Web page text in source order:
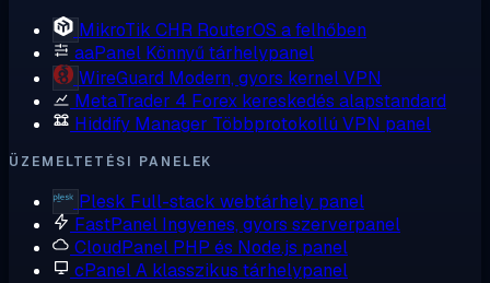
MikroTik CHR RouterOS a felhőben
aaPanel Könnyű tárhelypanel
WireGuard Modern, gyors kernel VPN
MetaTrader 4 Forex kereskedés alapstandard
Hiddify Manager Többprotokollú VPN panel
ÜZEMELTETÉSI PANELEK
Plesk Full-stack webtárhely panel
FastPanel Ingyenes, gyors szerverpanel
CloudPanel PHP és Node.js panel
cPanelA klasszikus tárhelypanel